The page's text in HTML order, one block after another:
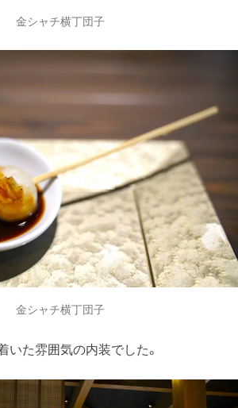
金シャチ横丁団子
金シャチ横丁団子
いた雰囲気の内装でした。